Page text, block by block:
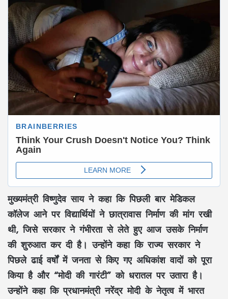
मुख्यमंत्रीविष्णुदेव सायने कहा कि पिछली बारमेडिकल
कॉलेजआने पर विद्यार्थियों नेछात्रावास निर्माणकी मांग रखी
थी, जिसे सरकार ने गंभीरता से लेते हुए आज उसके निर्माण
की शुरुआत कर दी है। उन्होंने कहा कि राज्य सरकार ने
पिछलेढाई वर्षोंमें जनता से किए गए अधिकांश वादों को पूरा
किया है और “मोदी की गारंटी” को धरातल पर उतारा है।
उन्होंने कहा कि प्रधानमंत्रीनरेंद्र मोदीके नेतृत्व में भारत